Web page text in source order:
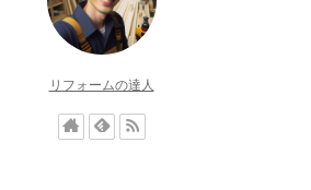
リフォームの達人